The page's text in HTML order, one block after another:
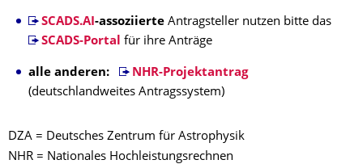
SCADS.AI-assoziierteAntragsteller nutzen bitte das
SCADS-Portal für ihre Anträge
alle anderen:
NHR-Projektantrag
(deutschlandweites Antragssystem)
DZA = Deutsches Zentrum für Astrophysik
NHR = Nationales Hochleistungsrechnen